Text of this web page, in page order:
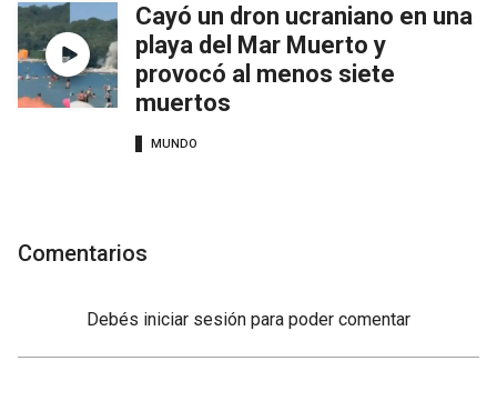
Cayó un dron ucraniano en una
playa del Mar Muerto y
provocó al menos siete
muertos
MUNDO
Comentarios
Debés iniciar sesión para poder comentar